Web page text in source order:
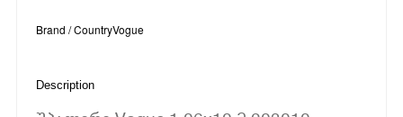
Brand / CountryVogue
Description